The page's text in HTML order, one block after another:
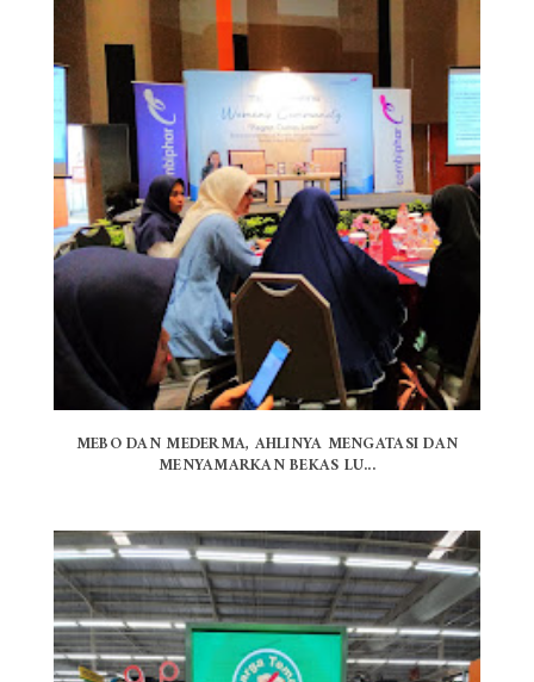
MEBO DAN MEDERMA, AHLINYA MENGATASI DAN
MENYAMARKAN BEKAS LU...